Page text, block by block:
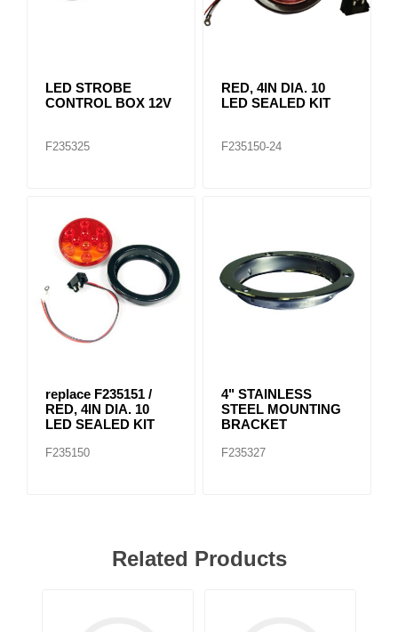
LED STROBE
CONTROL BOX 12V
F235325
RED, 4IN DIA. 10
LED SEALED KIT
F235150-24
replace F235151 /
RED, 4IN DIA. 10
LED SEALED KIT
F235150
4" STAINLESS
STEEL MOUNTING
BRACKET
F235327
Related Products